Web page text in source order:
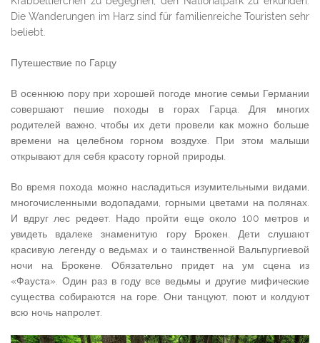
Die Wanderungen im Harz sind für familienreiche Touristen sehr
beliebt.
Путешествие по Гарцу
В осеннюю пору при хорошей погоде многие семьи Германии
совершают пешие походы в горах Гарца. Для многих
родителей важно, чтобы их дети провели как можно больше
времени на целебном горном воздухе. При этом малыши
открывают для себя красоту горной природы.
Во время похода можно насладиться изумительными видами,
многочисленными водопадами, горными цветами на полянах.
И вдруг лес редеет. Надо пройти еще около 100 метров и
увидеть вдалеке знаменитую гору Брокен. Дети слушают
красивую легенду о ведьмах и о таинственной Вальпургиевой
ночи на Брокене. Обязательно придет на ум сцена из
«Фауста». Один раз в году все ведьмы и другие мифические
существа собираются на горе. Они танцуют, поют и колдуют
всю ночь напролет.